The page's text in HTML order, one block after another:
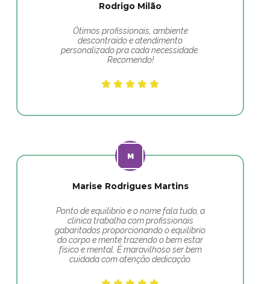
Rodrigo Milão
Ótimos profissionais, ambiente
descontraído e atendimento
personalizado pra cada necessidade.
Recomendo!
Marise Rodrigues Martins
Ponto de equilibrio e o nome fala tudo, a
clínica trabalha com profissionais
gabaritados proporcionando o equilíbrio
do corpo e mente trazendo o bem estar
físico e mental. É maravilhoso ser bem
cuidada com atenção dedicação.